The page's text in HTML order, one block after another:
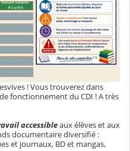
! Vous trouverez dans
fonctionnement du CDI ! A très
accessibleaux élèves et aux
documentaire diversifié :
et journaux, BD et mangas,